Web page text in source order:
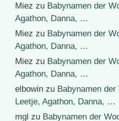
Miez zu Babynamen der
Agathon, Danna, …
Miez zu Babynamen der
Agathon, Danna, …
Miez zu Babynamen der
Agathon, Danna, …
elbowin zu Babynamen
Leetje, Agathon, Danna, …
mgl zu Babynamen der